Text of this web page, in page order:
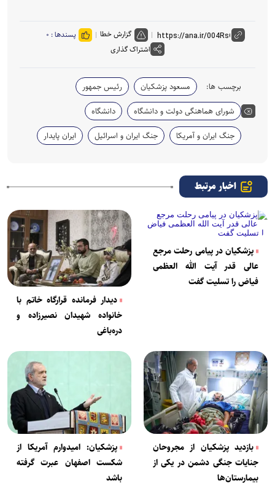
گزارش خطا پسندها : ۰
اشتراک گذاری
برچسب ها: مسعود پزشکیان
رئیس جمهور
شورای هماهنگی دولت و دانشگاه
دانشگاه
جنگ ایران و آمریکا
جنگ ایران و اسرائیل ایران پایدار
اخبار مرتبط
پزشکیان در پیامی رحلت مرجع
عالی قدر آیت الله العظمی
فیاض را تسلیت گفت
دیدار فرمانده قرارگاه خاتم با
خانواده شهیدان نصیرزاده و
دره‌باغی
بازدید پزشکیان از مجروحان
جنایات جنگی دشمن در یکی از
بیمارستان‌ها
پزشکیان: امیدوارم آمریکا از
شکست اصفهان عبرت گرفته
باشد